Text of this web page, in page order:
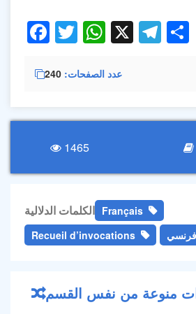
Facebook
Twitter
WhatsApp
X
عدد الصفحات 240
1465
الكلمات الدلالية Français
Recueil d’invocations
فرنسي
منوعة من نفس القسم